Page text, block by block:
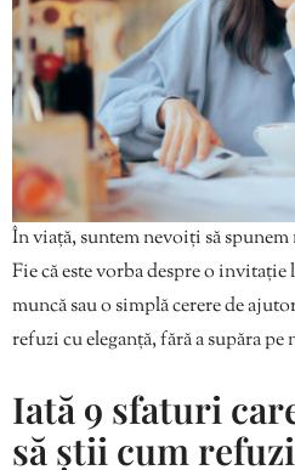
În viață, suntem nevoiți să
Fie că este vorba despre o invitație
muncă sau o simplă cerere de
refuzi cu eleganță, fără a supăra pe
Iată 9 sfaturi
să știi cum